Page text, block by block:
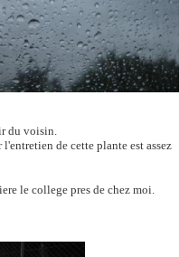
du voisin.
de cette plante est assez
le college pres de chez moi.